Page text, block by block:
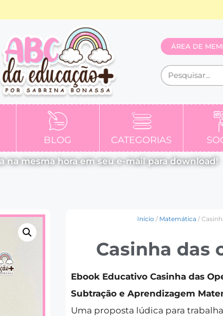
ÁREA DE
BLOG CATEGORIAS
na mesma hora em seu e-mail para download!
Início / Matemática /
Casinha das
Ebook Educativo Casinha das
Subtração e Aprendizagem
Uma proposta lúdica para